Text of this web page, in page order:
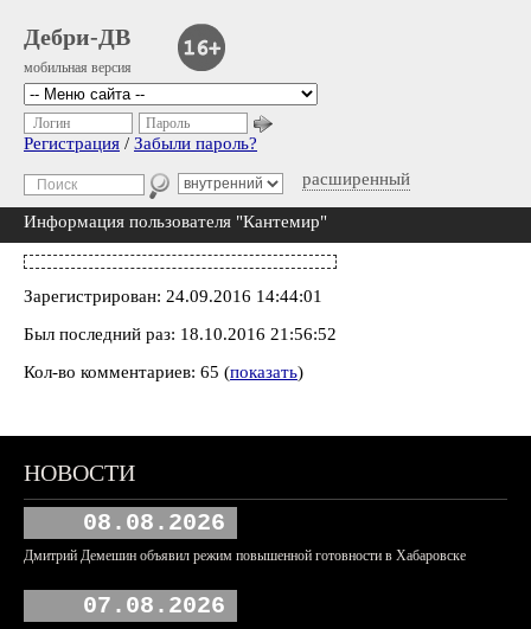
Дебри-ДВ
мобильная версия
расширенный
Логин Пароль
Регистрация / Забыли пароль?
Информация пользователя "Кантемир"
Зарегистрирован: 24.09.2016 14:44:01
Был последний раз: 18.10.2016 21:56:52
Кол-во комментариев: 65 (показать)
НОВОСТИ
08.08.2026
Дмитрий Демешин объявил режим повышенной готовности в Хабаровске
07.08.2026